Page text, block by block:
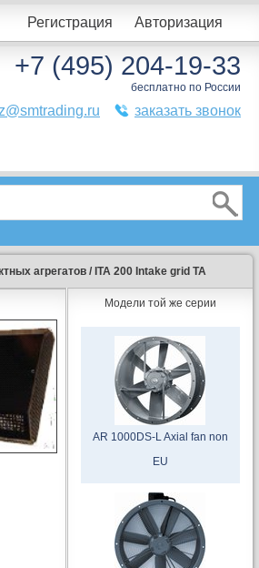
Регистрация Авторизация
+7 (495) 204-19-33
бесплатно по России
заказать звонок
агрегатов / ITA 200 Intake grid TA
Модели той же серии
AR 1000DS-L Axial fan non
EU